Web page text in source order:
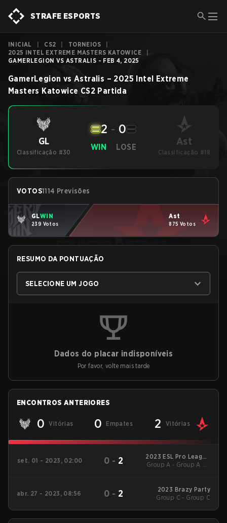
STRAFE ESPORTS
INICIAL CS2 TORNEIOS
2025 INTEL EXTREME MASTERS KATOWICE
GAMERLEGION VS ASTRALIS - FEB 4, 2025
GamerLegion vs Astralis – 2025 Intel Extreme
Masters Katowice CS2 Partida
GL
Classificação #30
WIN
2 - 0
LOSE Ast
Classificação #18
VOTOS1114 Previsões
GLWIN
239 Votos
Ast
875 Votos
RESUMO DA PONTUAÇÃO
SELECIONE UM JOGO
Dados do placar indisponíveis
Por favor, volte mais tarde
ENCONTROS ANTERIORES
0 Vitórias 0 Empates 2 Vitórias
set. 01 - 2023, 02:00 0 - 2
2023 ESL Pro League
Season 18
Group A - Group A LB
abr. 27 - 2023, 08:56 0 - 2
2023 Brazy Party
Group C - Group C